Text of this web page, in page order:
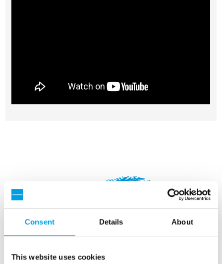
Consent Details About
This website uses cookies